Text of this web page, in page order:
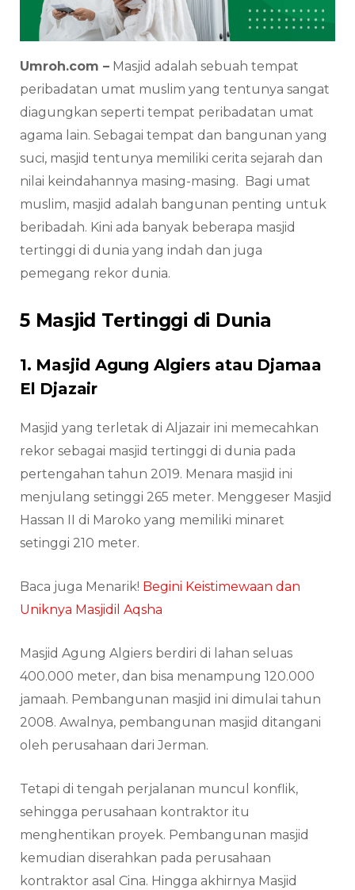
Umroh.com – Masjid adalah sebuah tempat
peribadatan umat muslim yang tentunya sangat
diagungkan seperti tempat peribadatan umat
agama lain. Sebagai tempat dan bangunan yang
suci, masjid tentunya memiliki cerita sejarah dan
nilai keindahannya masing-masing. Bagi umat
muslim, masjid adalah bangunan penting untuk
beribadah. Kini ada banyak beberapa masjid
tertinggi di dunia yang indah dan juga
pemegang rekor dunia.
5 Masjid Tertinggi di Dunia
1. Masjid Agung Algiers atau Djamaa
El Djazair
Masjid yang terletak di Aljazair ini memecahkan
rekor sebagai masjid tertinggi di dunia pada
pertengahan tahun 2019. Menara masjid ini
menjulang setinggi 265 meter. Menggeser Masjid
Hassan II di Maroko yang memiliki minaret
setinggi 210 meter.
Baca juga Menarik! Begini Keistimewaan dan
Uniknya Masjidil Aqsha
Masjid Agung Algiers berdiri di lahan seluas
400.000 meter, dan bisa menampung 120.000
jamaah. Pembangunan masjid ini dimulai tahun
2008. Awalnya, pembangunan masjid ditangani
oleh perusahaan dari Jerman.
Tetapi di tengah perjalanan muncul konflik,
sehingga perusahaan kontraktor itu
menghentikan proyek. Pembangunan masjid
kemudian diserahkan pada perusahaan
kontraktor asal Cina. Hingga akhirnya Masjid